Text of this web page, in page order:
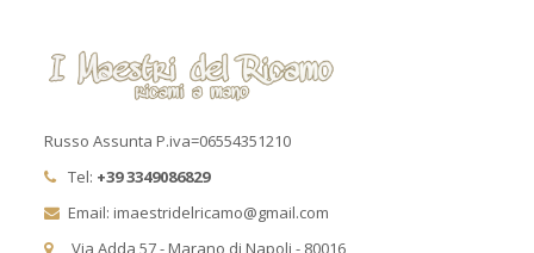
Russo Assunta P.iva=06554351210
Tel: +39 3349086829
Email: imaestridelricamo@gmail.com
Via Adda 57 - Marano di Napoli - 80016